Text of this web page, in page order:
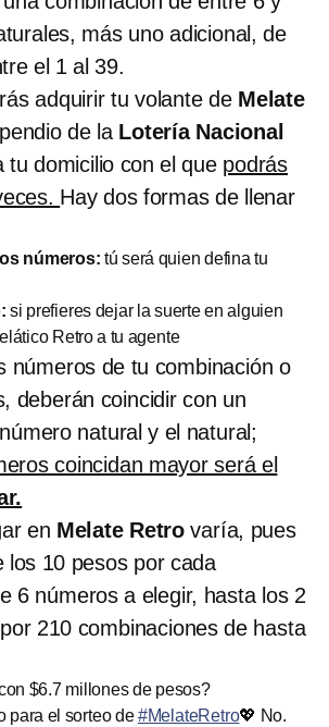
más uno adicional, de
el 1 al 39.
adquirir tu volante de Melate
de la Lotería Nacional
tu domicilio con el que podrás
Hay dos formas de llenar
números: tú será quien defina tu
si prefieres dejar la suerte en alguien
Retro a tu agente
números de tu combinación o
deberán coincidir con un
natural y el natural;
coincidan mayor será el
en Melate Retro varía, pues
los 10 pesos por cada
6 números a elegir, hasta los 2
210 combinaciones de hasta
$6.7 millones de pesos?
para el sorteo de#MelateRetro💖 No.